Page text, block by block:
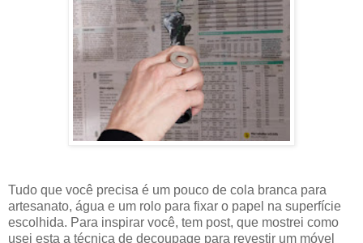
Tudo que você precisa é um pouco de cola branca para
artesanato, água e um rolo para fixar o papel na superfície
escolhida. Para inspirar você, tem post, que mostrei como
usei esta a técnica de decoupage para revestir um móvel